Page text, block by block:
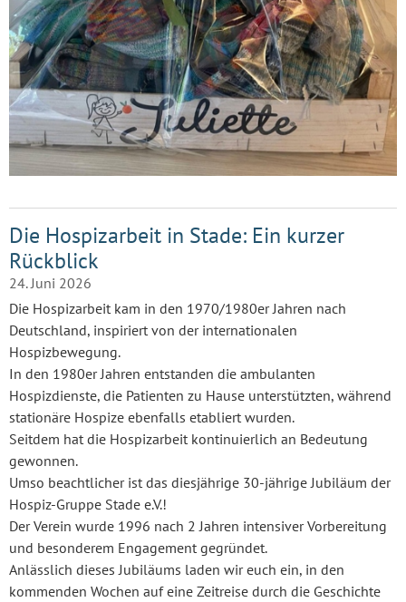
Die Hospizarbeit in Stade: Ein kurzer
Rückblick
24. Juni 2026
Die Hospizarbeit kam in den 1970/1980er Jahren nach
Deutschland, inspiriert von der internationalen
Hospizbewegung.
In den 1980er Jahren entstanden die ambulanten
Hospizdienste, die Patienten zu Hause unterstützten, während
stationäre Hospize ebenfalls etabliert wurden.
Seitdem hat die Hospizarbeit kontinuierlich an Bedeutung
gewonnen.
Umso beachtlicher ist das diesjährige 30-jährige Jubiläum der
Hospiz-Gruppe Stade e.V.!
Der Verein wurde 1996 nach 2 Jahren intensiver Vorbereitung
und besonderem Engagement gegründet.
Anlässlich dieses Jubiläums laden wir euch ein, in den
kommenden Wochen auf eine Zeitreise durch die Geschichte